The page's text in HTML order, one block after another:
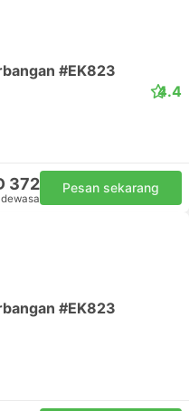
#EK823
4.4
372 Pesan sekarang
#EK823